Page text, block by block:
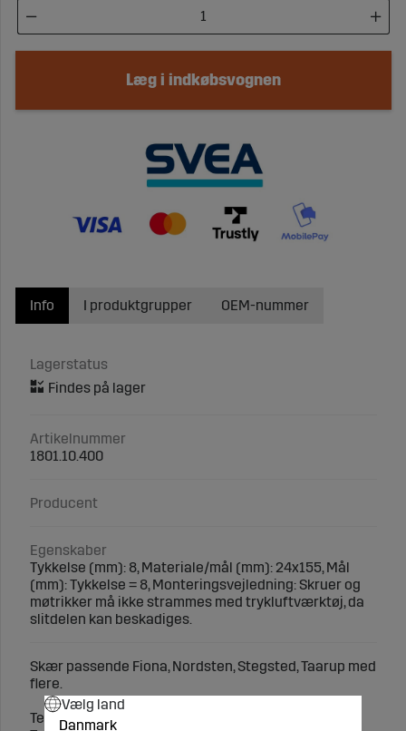
Læg i indkøbsvognen
Info
Lagerstatus
Artikelnummer
1801.10.400
Producent
Egenskaber
Tykkelse (mm): 8, Materiale/mål (mm): 24x155, Mål
(mm): Tykkelse = 8, Monteringsvejledning: Skruer og
møtrikker må ikke strammes med trykluftværktøj, da
slitdelen kan beskadiges.
Skær passende Fiona, Nordsten, Stegsted, Taarup med
flere.
Teknisk specifikation:
I produktgrupper OEM-nummer
Vælg land
Danmark